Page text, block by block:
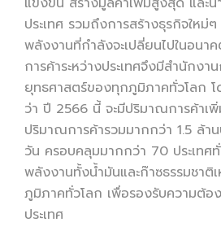
ประเทศ รวมถึงการสร้างธุรกิจใหม่
พลังงานที่กำลังจะเปลี่ยนไปในอน
การค้าระหว่างประเทศจึงมีสำนักงา
ยุทธศาสตร์ของทุกภูมิภาคทั่วโลก
ว่า ปี 2566 นี้ จะมีปริมาณการค้าเ
ปริมาณการค้ารวมมากกว่า 1.5 ล้าน
วัน ครอบคลุมมากกว่า 70 ประเทศ
พลังงานทั้งน้ำมันและก๊าซธรรมชาติ
ภูมิภาคทั่วโลก เพื่อรองรับความต้
ประเทศ